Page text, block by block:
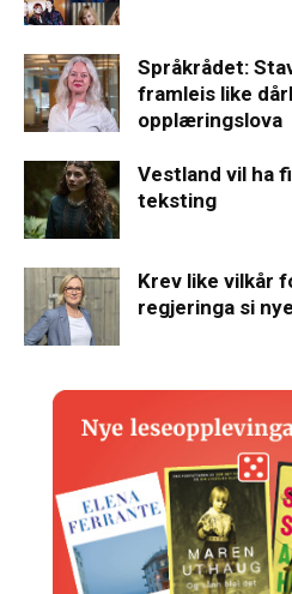
Språkrådet:
framleis like
opplæringslova
Vestland vil ha
teksting
Krev like vilkår
regjeringa si